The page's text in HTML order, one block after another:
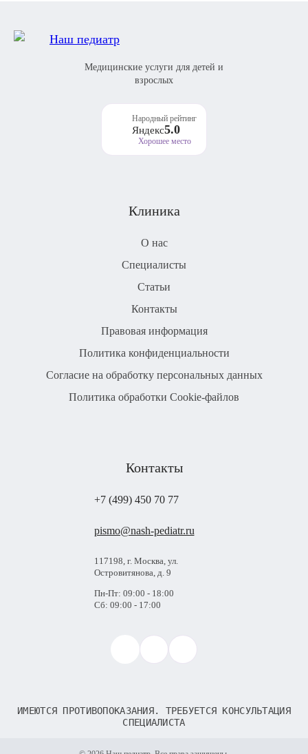
Медицинские услуги для детей и
взрослых
Народный рейтинг
Яндекс5.0
Хорошее место
Клиника
О нас
Специалисты
Статьи
Контакты
Правовая информация
Политика конфиденциальности
Согласие на обработку персональных данных
Политика обработки Cookie-файлов
Контакты
+7 (499) 450 70 77
pismo@nash-pediatr.ru
117198, г. Москва, ул.
Островитянова, д. 9
Пн-Пт: 09:00 - 18:00
Сб: 09:00 - 17:00
ИМЕЮТСЯ ПРОТИВОПОКАЗАНИЯ. ТРЕБУЕТСЯ КОНСУЛЬТАЦИЯ
СПЕЦИАЛИСТА